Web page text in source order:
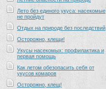
Лето без единого укуса: насекомые
не пройдут
Отдых на природе без последствий
Осторожно, клещи!
Укусы насекомых: профилактика и
первая помощь
Как летом обезопасить себя от
укусов комаров
Осторожно, клещ!